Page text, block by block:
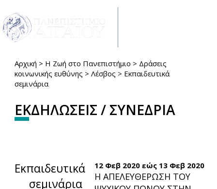
Παράκαμψη προς το κυρίως περιεχόμενο
Είστε εδώ
Αρχική > Η Ζωή στο Πανεπιστήμιο > Δράσεις
κοινωνικής ευθύνης > Λέσβος > Εκπαιδευτικά
σεμινάρια
ΕΚΔΗΛΩΣΕΙΣ / ΣΥΝΕΔΡΙΑ
Εκπαιδευτικά
σεμινάρια
12 Φεβ 2020 εώς 13 Φεβ 2020
Η ΑΠΕΛΕΥΘΕΡΩΣΗ ΤΟΥ